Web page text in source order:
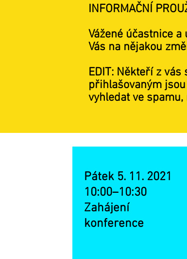
INFORMAČNÍ
Vážené účastnice
Vás na nějakou
EDIT: Někteří z
přihlašovaným
vyhledat ve
Pátek 5. 11. 2021
10:00–10:30
Zahájení
konference